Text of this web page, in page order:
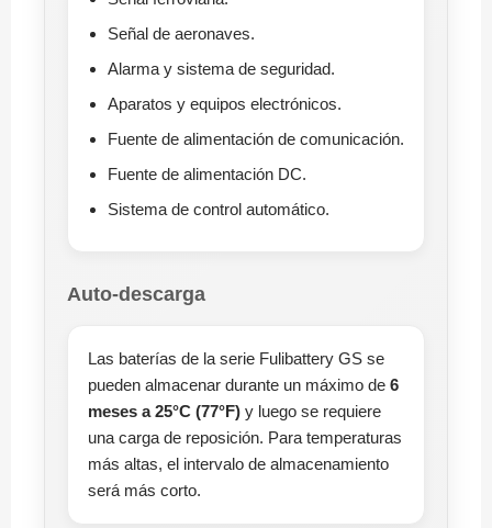
Señal de aeronaves.
Alarma y sistema de seguridad.
Aparatos y equipos electrónicos.
Fuente de alimentación de comunicación.
Fuente de alimentación DC.
Sistema de control automático.
Auto-descarga
Las baterías de la serie Fulibattery GS se
pueden almacenar durante un máximo de 6
meses a 25°C (77°F) y luego se requiere
una carga de reposición. Para temperaturas
más altas, el intervalo de almacenamiento
será más corto.